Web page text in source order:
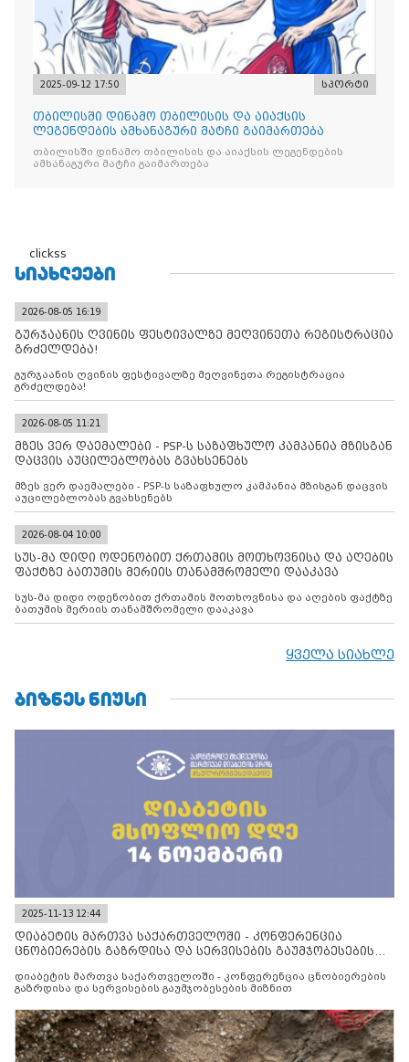
2025-09-12 17:50 სპორტი
თბილისში დინამო თბილისის და აიაქსის
ლეგენდების ამხანაგური მატჩი გაიმართება
თბილისში დინამო თბილისის და აიაქსის ლეგენდების
ამხანაგური მატჩი გაიმართება
clickss
ᲡᲘᲐᲮᲚᲔᲔᲑᲘ
2026-08-05 16:19
გურჯაანის ღვინის ფესტივალზე მეღვინეთა რეგისტრაცია
გრძელდება!
გურჯაანის ღვინის ფესტივალზე მეღვინეთა რეგისტრაცია
გრძელდება!
2026-08-05 11:21
მზეს ვერ დაემალები - PSP-ს საზაფხულო კამპანია მზისგან
დაცვის აუცილებლობას გვახსენებს
მზეს ვერ დაემალები - PSP-ს საზაფხულო კამპანია მზისგან დაცვის
აუცილებლობას გვახსენებს
2026-08-04 10:00
სუს-მა დიდი ოდენობით ქრთამის მოთხოვნისა და აღების
ფაქტზე ბათუმის მერიის თანამშრომელი დააკავა
სუს-მა დიდი ოდენობით ქრთამის მოთხოვნისა და აღების ფაქტზე
ბათუმის მერიის თანამშრომელი დააკავა
ყველა სიახლე
ᲑᲘᲖᲜᲔᲡ ᲜᲘᲣᲡᲘ
2025-11-13 12:44
დიაბეტის მართვა საქართველოში - კონფერენცია
ცნობიერების გაზრდისა და სერვისების გაუმჯობესების
დიაბეტის მართვა საქართველოში - კონფერენცია ცნობიერების
გაზრდისა და სერვისების გაუმჯობესების მიზნით